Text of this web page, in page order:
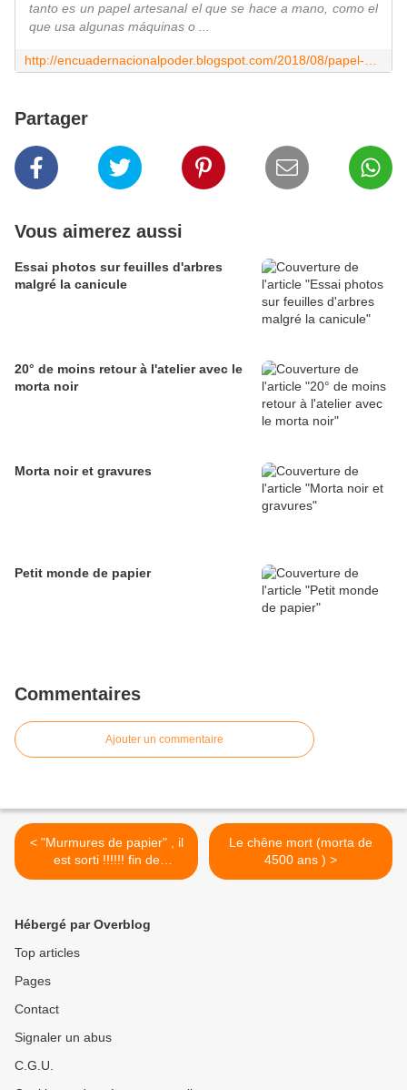
tanto es un papel artesanal el que se hace a mano, como el
que usa algunas máquinas o ...
Partager
Vous aimerez aussi
Essai photos sur feuilles d'arbres
malgré la canicule
20° de moins retour à l'atelier avec le
morta noir
Morta noir et gravures
Petit monde de papier
Commentaires
Ajouter un commentaire
< "Murmures de papier" , il
est sorti !!!!!! fin de
souscription le 25 juillet
Le chêne mort (morta de
4500 ans ) >
Hébergé par Overblog
Top articles
Pages
Contact
Signaler un abus
C.G.U.